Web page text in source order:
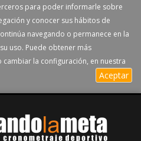
para poder informarle sobre
y conocer sus hábitos de
navegando o permanece en la
uso. Puede obtener más
la configuración, en nuestra
Aceptar